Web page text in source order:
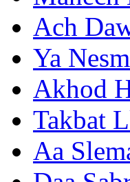
Ach
Ya
Akhod
Takbat
Aa